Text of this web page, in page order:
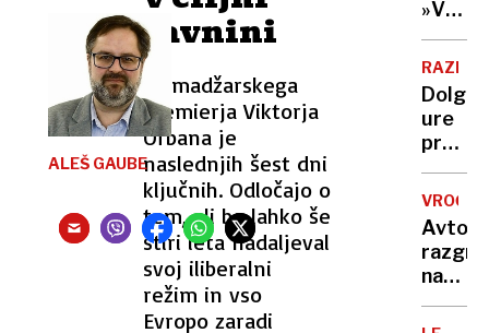
ravnini
Za madžarskega
premierja Viktorja
Orbana je
naslednjih šest dni
ključnih. Odločajo o
tem, ali bo lahko še
štiri leta nadaljeval
svoj iliberalni
režim in vso
Evropo zaradi
ALEŠ GAUBE
Evropi
še ni
Nato,
tarče
»V
eni
roki
nosiš
žalost,
v
drugi
Dolge
ure
pred
To je
ena
navad
za
vaše
Avto,
na
soncu?
S